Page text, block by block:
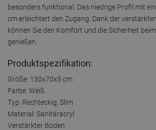
besonders funktional. Das niedrige Profil mit
cm erleichtert den Zugang. Dank der
können Sie den Komfort und die Sicherheit
genießen.
Produktspezifikation:
Größe: 130x70x5 cm
Farbe: Weiß
Typ: Rechteckig, Slim
Material: Sanitäracryl
Verstärkter Boden